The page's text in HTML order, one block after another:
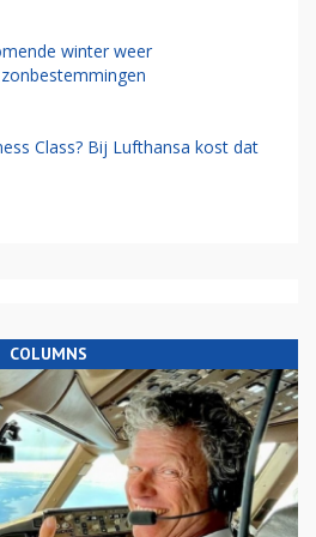
winter weer
Class? Bij Lufthansa kost dat
COLUMNS